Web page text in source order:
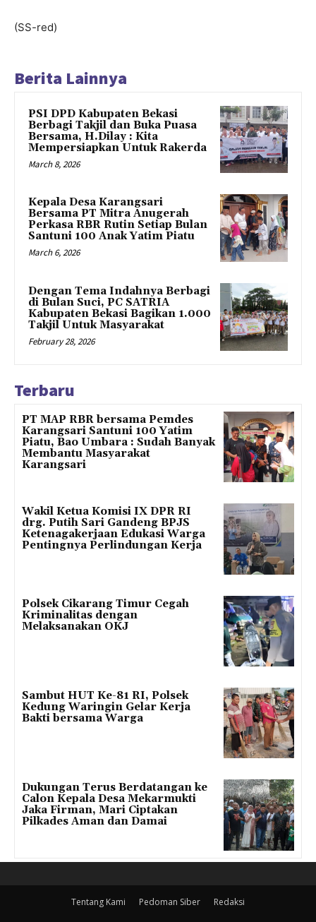
(SS-red)
Berita Lainnya
PSI DPD Kabupaten Bekasi
Berbagi Takjil dan Buka Puasa
Bersama, H.Dilay : Kita
Mempersiapkan Untuk Rakerda
March 8, 2026
Kepala Desa Karangsari
Bersama PT Mitra Anugerah
Perkasa RBR Rutin Setiap Bulan
Santuni 100 Anak Yatim Piatu
March 6, 2026
Dengan Tema Indahnya Berbagi
di Bulan Suci, PC SATRIA
Kabupaten Bekasi Bagikan 1.000
Takjil Untuk Masyarakat
February 28, 2026
Terbaru
PT MAP RBR bersama Pemdes
Karangsari Santuni 100 Yatim
Piatu, Bao Umbara : Sudah Banyak
Membantu Masyarakat
Karangsari
Wakil Ketua Komisi IX DPR RI
drg. Putih Sari Gandeng BPJS
Ketenagakerjaan Edukasi Warga
Pentingnya Perlindungan Kerja
Polsek Cikarang Timur Cegah
Kriminalitas dengan
Melaksanakan OKJ
Sambut HUT Ke-81 RI, Polsek
Kedung Waringin Gelar Kerja
Bakti bersama Warga
Dukungan Terus Berdatangan ke
Calon Kepala Desa Mekarmukti
Jaka Firman, Mari Ciptakan
Pilkades Aman dan Damai
Tentang Kami Pedoman Siber Redaksi